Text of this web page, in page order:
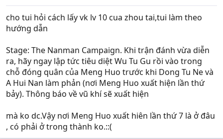
cho tui hỏi cách lấy vk lv 10 cua zhou tai,tui làm theo
hướng dẫn
Stage: The Nanman Campaign. Khi trận đánh vừa diễn
ra, hãy ngay lập tức tiêu diệt Wu Tu Gu rồi vào trong
chỗ đóng quân của Meng Huo trước khi Dong Tu Ne và
A Hui Nan làm phản (nơi Meng Huo xuất hiện lần thứ
bảy). Thông báo về vũ khí sẽ xuất hiện
mà ko dc.Vậy nơi Meng Huo xuất hiên lần thứ 7 là ở đâu
, có phải ở trong thành ko.::(